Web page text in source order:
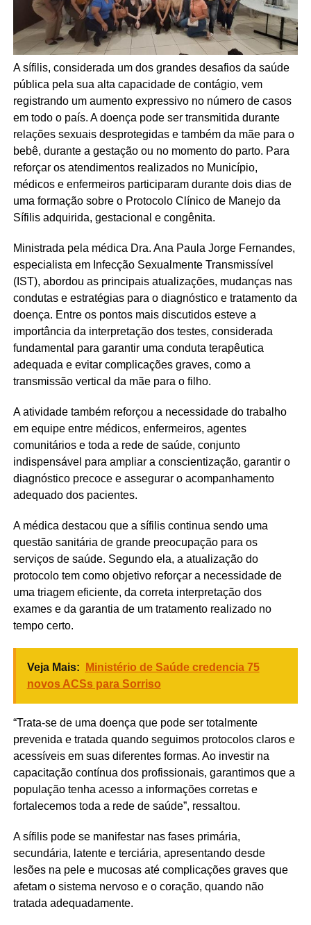
A sífilis, considerada um dos grandes desafios da saúde
pública pela sua alta capacidade de contágio, vem
registrando um aumento expressivo no número de casos
em todo o país. A doença pode ser transmitida durante
relações sexuais desprotegidas e também da mãe para o
bebê, durante a gestação ou no momento do parto. Para
reforçar os atendimentos realizados no Município,
médicos e enfermeiros participaram durante dois dias de
uma formação sobre o Protocolo Clínico de Manejo da
Sífilis adquirida, gestacional e congênita.
Ministrada pela médica Dra. Ana Paula Jorge Fernandes,
especialista em Infecção Sexualmente Transmissível
(IST), abordou as principais atualizações, mudanças nas
condutas e estratégias para o diagnóstico e tratamento da
doença. Entre os pontos mais discutidos esteve a
importância da interpretação dos testes, considerada
fundamental para garantir uma conduta terapêutica
adequada e evitar complicações graves, como a
transmissão vertical da mãe para o filho.
A atividade também reforçou a necessidade do trabalho
em equipe entre médicos, enfermeiros, agentes
comunitários e toda a rede de saúde, conjunto
indispensável para ampliar a conscientização, garantir o
diagnóstico precoce e assegurar o acompanhamento
adequado dos pacientes.
A médica destacou que a sífilis continua sendo uma
questão sanitária de grande preocupação para os
serviços de saúde. Segundo ela, a atualização do
protocolo tem como objetivo reforçar a necessidade de
uma triagem eficiente, da correta interpretação dos
exames e da garantia de um tratamento realizado no
tempo certo.
Veja Mais:
Ministério de Saúde credencia 75
novos ACSs para Sorriso
“Trata-se de uma doença que pode ser totalmente
prevenida e tratada quando seguimos protocolos claros e
acessíveis em suas diferentes formas. Ao investir na
capacitação contínua dos profissionais, garantimos que a
população tenha acesso a informações corretas e
fortalecemos toda a rede de saúde”, ressaltou.
A sífilis pode se manifestar nas fases primária,
secundária, latente e terciária, apresentando desde
lesões na pele e mucosas até complicações graves que
afetam o sistema nervoso e o coração, quando não
tratada adequadamente.